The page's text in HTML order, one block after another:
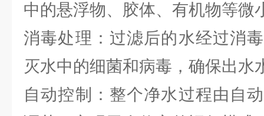
中的悬浮物、胶体、有机物等微
消毒处理：过滤后的水经过消
灭水中的细菌和病毒，确保出水
自动控制：整个净水过程由自